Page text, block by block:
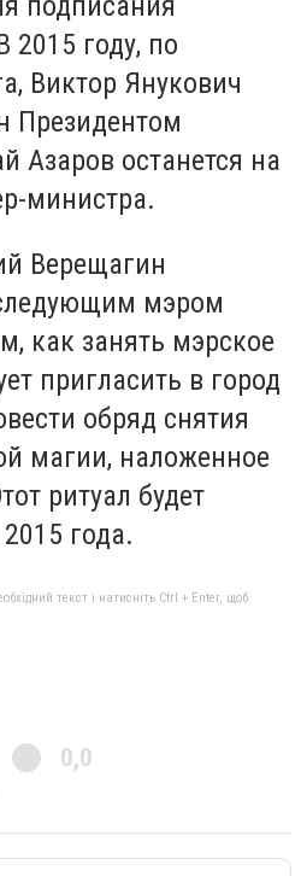
2015 году, по
Виктор Янукович
Президентом
Азаров останется на
министра.
Верещагин
мэром
как занять мэрское
пригласить в город
обряд снятия
магии, наложенное
ритуал будет
года.
текст і натисніть Ctrl + Enter, щоб
0,0